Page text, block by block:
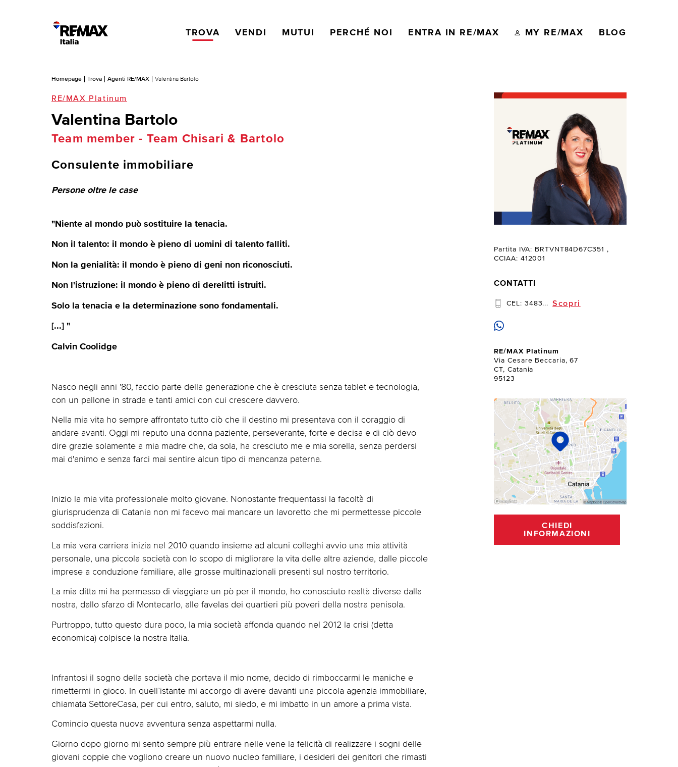
TROVA VENDI MUTUI PERCHÉ NOI ENTRA IN RE/MAX MY RE/MAX BLOG
Homepage Trova Agenti RE/MAX Valentina Bartolo
Partita IVA: BRTVNT84D67C351
,
CCIAA: 412001
CONTATTI
CEL: 3483... Scopri
RE/MAX Platinum
Via Cesare Beccaria, 67
CT, Catania
95123
CHIEDI
INFORMAZIONI
RE/MAX Platinum
Valentina Bartolo
Team member - Team Chisari & Bartolo
Consulente immobiliare
Persone oltre le case
"Niente al mondo può sostituire la tenacia.
Non il talento: il mondo è pieno di uomini di talento falliti.
Non la genialità: il mondo è pieno di geni non riconosciuti.
Non l'istruzione: il mondo è pieno di derelitti istruiti.
Solo la tenacia e la determinazione sono fondamentali.
[...] "
Calvin Coolidge
Nasco negli anni '80, faccio parte della generazione che è cresciuta senza tablet e tecnologia,
con un pallone in strada e tanti amici con cui crescere davvero.
Nella mia vita ho sempre affrontato tutto ciò che il destino mi presentava con il coraggio di
andare avanti. Oggi mi reputo una donna paziente, perseverante, forte e decisa e di ciò devo
dire grazie solamente a mia madre che, da sola, ha cresciuto me e mia sorella, senza perdersi
mai d'animo e senza farci mai sentire alcun tipo di mancanza paterna.
Inizio la mia vita professionale molto giovane. Nonostante frequentassi la facoltà di
giurisprudenza di Catania non mi facevo mai mancare un lavoretto che mi permettesse piccole
soddisfazioni.
La mia vera carriera inizia nel 2010 quando insieme ad alcuni colleghi avvio una mia attività
personale, una piccola società con lo scopo di migliorare la vita delle altre aziende, dalle piccole
imprese a conduzione familiare, alle grosse multinazionali presenti sul nostro territorio.
La mia ditta mi ha permesso di viaggiare un pò per il mondo, ho conosciuto realtà diverse dalla
nostra, dallo sfarzo di Montecarlo, alle favelas dei quartieri più poveri della nostra penisola.
Purtroppo, tutto questo dura poco, la mia società affonda quando nel 2012 la crisi (detta
economica) colpisce la nostra Italia.
Infrantosi il sogno della società che portava il mio nome, decido di rimboccarmi le maniche e
rimettermi in gioco. In quell’istante mi accorgo di avere davanti una piccola agenzia immobiliare,
chiamata SettoreCasa, per cui entro, saluto, mi siedo, e mi imbatto in un amore a prima vista.
Comincio questa nuova avventura senza aspettarmi nulla.
Giorno dopo giorno mi sento sempre più entrare nelle vene la felicità di realizzare i sogni delle
giovani coppie che vogliono creare un nuovo nucleo familiare, i desideri dei genitori che rimasti